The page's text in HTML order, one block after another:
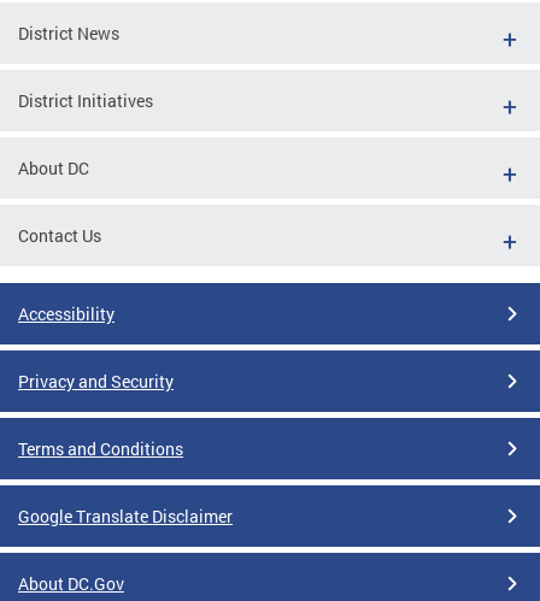
District News
District Initiatives
About DC
Contact Us
Accessibility
Privacy and Security
Terms and Conditions
Google Translate Disclaimer
About DC.Gov